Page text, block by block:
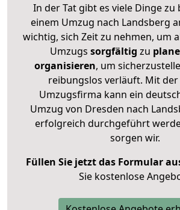
In der Tat gibt es viele Dinge zu
einem Umzug nach Landsberg
wichtig, sich Zeit zu nehmen, um
Umzugs sorgfältig zu
organisieren, um
reibungslos verläuft. Mit
Umzugsfirma kann ein
Umzug von Dresden nach
erfolgreich durchgeführt
sorgen wir.
Füllen Sie jetzt das Formular
Sie kostenlose